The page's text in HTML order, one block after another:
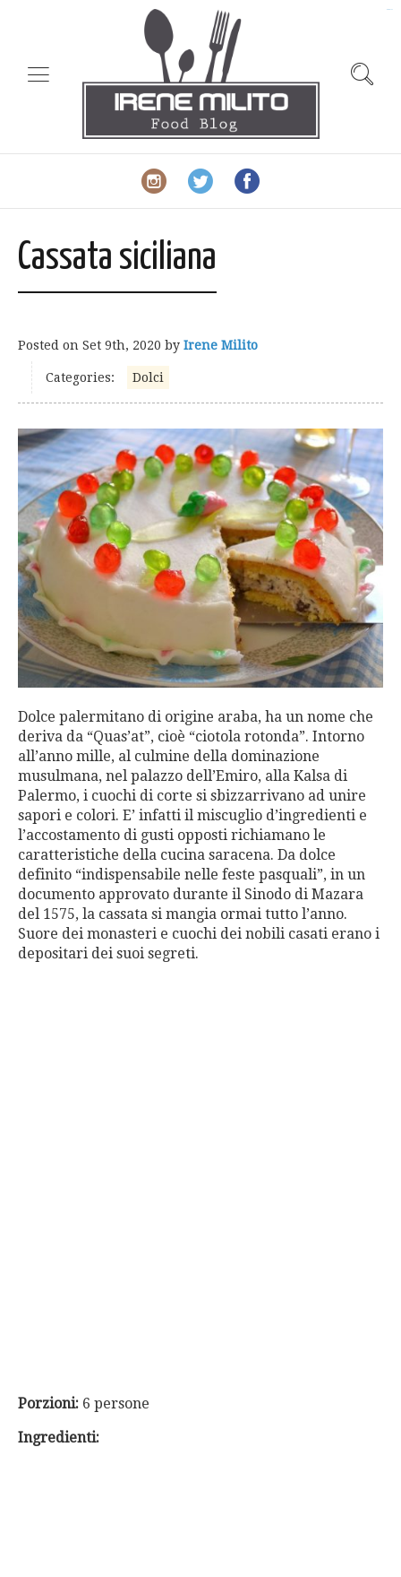
Cassata siciliana
Posted on Set 9th, 2020 by Irene Milito
Categories: Dolci
Dolce palermitano di origine araba, ha un nome che
deriva da “Quas’at”, cioè “ciotola rotonda”. Intorno
all’anno mille, al culmine della dominazione
musulmana, nel palazzo dell’Emiro, alla Kalsa di
Palermo, i cuochi di corte si sbizzarrivano ad unire
sapori e colori. E’ infatti il miscuglio d’ingredienti e
l’accostamento di gusti opposti richiamano le
caratteristiche della cucina saracena. Da dolce
definito “indispensabile nelle feste pasquali”, in un
documento approvato durante il Sinodo di Mazara
del 1575, la cassata si mangia ormai tutto l’anno.
Suore dei monasteri e cuochi dei nobili casati erano i
depositari dei suoi segreti.
Porzioni: 6 persone
Ingredienti: